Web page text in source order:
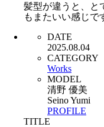
髪型が違うと、と
もまたいい感じ
DATE
2025.08.04
CATEGORY
Works
MODEL
清野 優美
Seino Yumi
PROFILE
TITLE